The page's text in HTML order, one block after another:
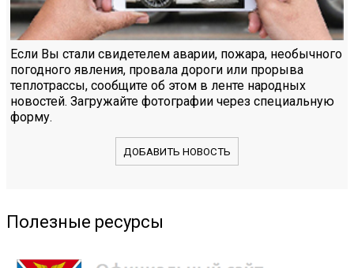
Если Вы стали свидетелем аварии, пожара, необычного
погодного явления, провала дороги или прорыва
теплотрассы, сообщите об этом в ленте народных
новостей. Загружайте фотографии через специальную
форму.
ДОБАВИТЬ НОВОСТЬ
Полезные ресурсы